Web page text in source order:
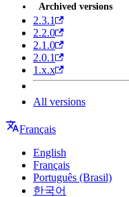
Archived versions
2.3.1
2.2.0
2.1.0
2.0.1
1.x.x
All versions
Français
English
Français
Português (Brasil)
한국어